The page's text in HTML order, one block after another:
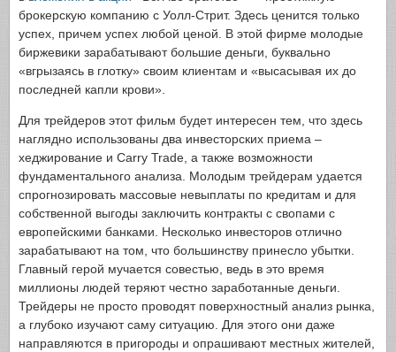
брокерскую компанию с Уолл-Стрит. Здесь ценится только
успех, причем успех любой ценой. В этой фирме молодые
биржевики зарабатывают большие деньги, буквально
«вгрызаясь в глотку» своим клиентам и «высасывая их до
последней капли крови».
Для трейдеров этот фильм будет интересен тем, что здесь
наглядно использованы два инвесторских приема –
хеджирование и Carry Trade, а также возможности
фундаментального анализа. Молодым трейдерам удается
спрогнозировать массовые невыплаты по кредитам и для
собственной выгоды заключить контракты с свопами с
европейскими банками. Несколько инвесторов отлично
зарабатывают на том, что большинству принесло убытки.
Главный герой мучается совестью, ведь в это время
миллионы людей теряют честно заработанные деньги.
Трейдеры не просто проводят поверхностный анализ рынка,
а глубоко изучают саму ситуацию. Для этого они даже
направляются в пригороды и опрашивают местных жителей,